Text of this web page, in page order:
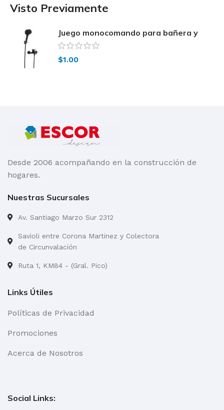
Visto Previamente
Juego monocomando para bañera y
ducha 0310-L2 FV
$1.00
Desde 2006 acompañando en la construcción de
hogares.
Nuestras Sucursales
Av. Santiago Marzo Sur 2312
Savioli entre Corona Martinez y Colectora
de Circunvalación
Ruta 1, KM84 - (Gral. Pico)
Links Útiles
Políticas de Privacidad
Promociones
Acerca de Nosotros
Social Links: